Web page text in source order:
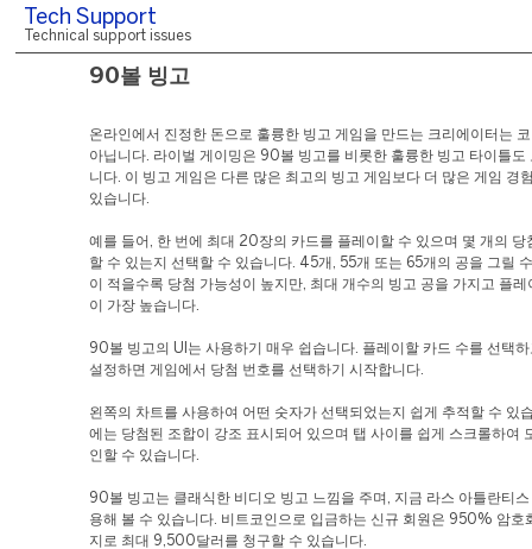
Tech Support
Technical support issues
90볼 빙고
온라인에서 진정한 돈으로 훌륭한 빙고 게임을 만드는 크리에이터는
아닙니다. 라이벌 게이밍은 90볼 빙고를 비롯한 훌륭한 빙고 타이틀도
니다. 이 빙고 게임은 다른 많은 최고의 빙고 게임보다 더 많은 게임 경
있습니다.
예를 들어, 한 번에 최대 20장의 카드를 플레이할 수 있으며 몇 개의 당
할 수 있는지 선택할 수 있습니다. 45개, 55개 또는 65개의 공을 그릴
이 적을수록 당첨 가능성이 높지만, 최대 개수의 빙고 공을 가지고 플레
이 가장 높습니다.
90볼 빙고의 UI는 사용하기 매우 쉽습니다. 플레이할 카드 수를 선택
설정하면 게임에서 당첨 번호를 선택하기 시작합니다.
왼쪽의 차트를 사용하여 어떤 숫자가 선택되었는지 쉽게 추적할 수 있
에는 당첨된 조합이 강조 표시되어 있으며 탭 사이를 쉽게 스크롤하여
인할 수 있습니다.
90볼 빙고는 클래식한 비디오 빙고 느낌을 주며, 지금 라스 아틀란티
용해 볼 수 있습니다. 비트코인으로 입금하는 신규 회원은 950% 암호
지로 최대 9,500달러를 청구할 수 있습니다.